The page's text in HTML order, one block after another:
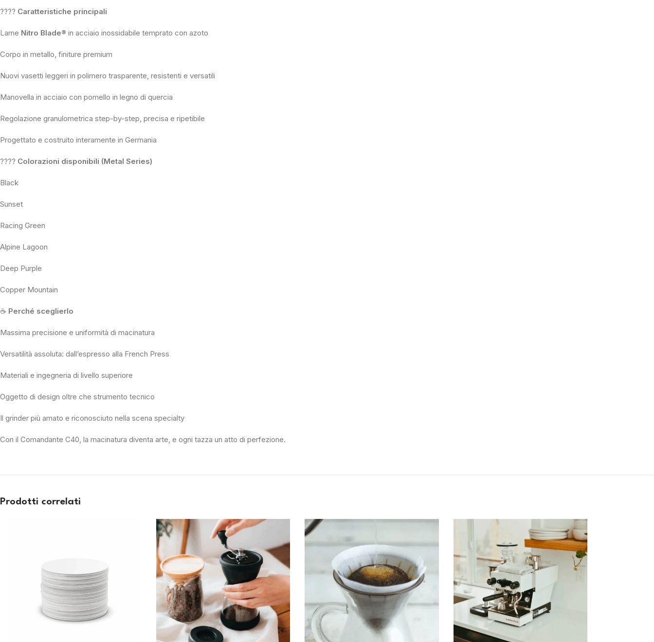
???? Caratteristiche principali
Lame Nitro Blade® in acciaio inossidabile temprato con azoto
Corpo in metallo, finiture premium
Nuovi vasetti leggeri in polimero trasparente, resistenti e versatili
Manovella in acciaio con pomello in legno di quercia
Regolazione granulometrica step-by-step, precisa e ripetibile
Progettato e costruito interamente in Germania
???? Colorazioni disponibili (Metal Series)
Black
Sunset
Racing Green
Alpine Lagoon
Deep Purple
Copper Mountain
☕ Perché sceglierlo
Massima precisione e uniformità di macinatura
Versatilità assoluta: dall’espresso alla French Press
Materiali e ingegneria di livello superiore
Oggetto di design oltre che strumento tecnico
Il grinder più amato e riconosciuto nella scena specialty
Con il Comandante C40, la macinatura diventa arte, e ogni tazza un atto di perfezione.
Prodotti correlati